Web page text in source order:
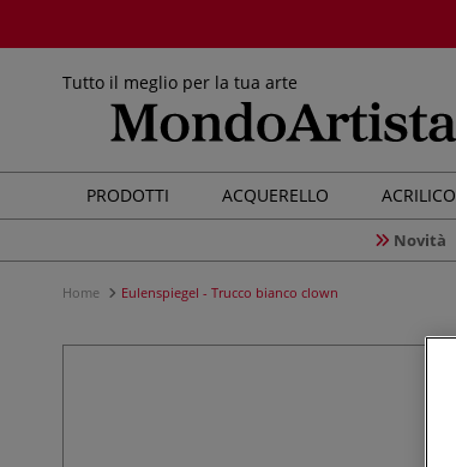
Tutto il meglio per la tua arte
PRODOTTI ACQUERELLO ACRILICO
Novità
Home Eulenspiegel - Trucco bianco clown